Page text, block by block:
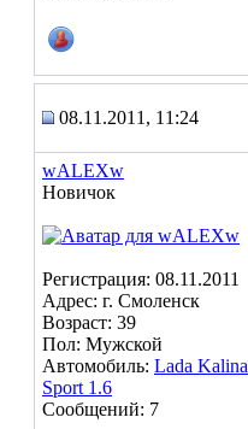
08.11.2011, 11:24
wALEXw
Новичок
Регистрация: 08.11.2011
Адрес: г. Смоленск
Возраст: 39
Пол: Мужской
Автомобиль: Lada Kalina
Sport 1.6
Сообщений: 7